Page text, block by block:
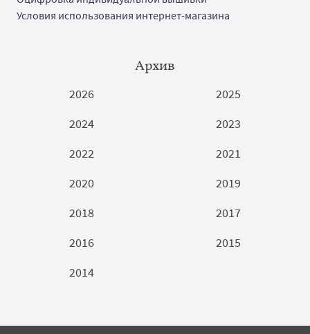
Условия использования интернет-магазина
Архив
2026
2025
2024
2023
2022
2021
2020
2019
2018
2017
2016
2015
2014